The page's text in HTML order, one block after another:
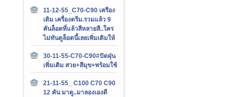
11-12-55_C70-C90 เครือง
เดิม เครื่องดรีม.รวมแล้ว 9
คันล็อตที่แล้วสีหลายสี..ใคร
ไม่ทันดูล็อตนี้เลยเพิ่มเติมให้
30-11-55-C70-C90#ปัดฝุ่น
เพิ่มเติม สวย+สีมุข+พร้อมใช้
21-11-55_ C100 C70 C90
12 คัน มาดู..มาลองเองดี